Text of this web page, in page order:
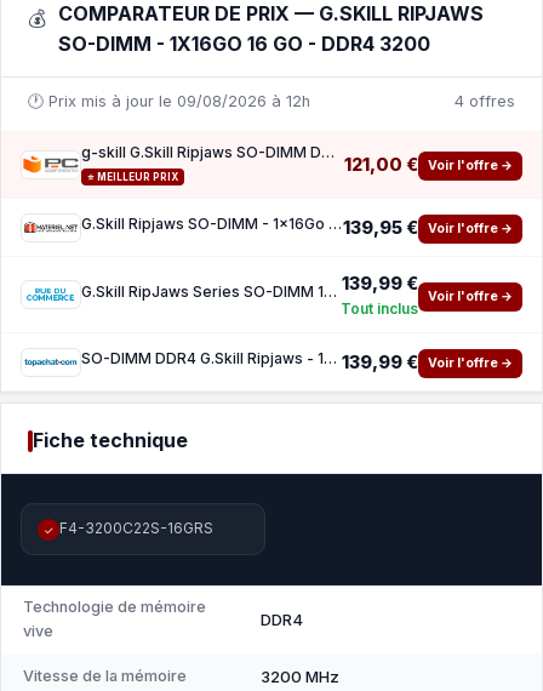
💰 COMPARATEUR DE PRIX — G.SKILL RIPJAWS
SO-DIMM - 1X16GO 16 GO - DDR4 3200
🕐 Prix mis à jour le 09/08/2026 à 12h 4 offres
g-skill G.Skill Ripjaws SO-DIMM DDR4 3200 MHz 16 Go CL22
⭐ MEILLEUR PRIX
121,00 € Voir l'offre →
G.Skill Ripjaws SO-DIMM - 1x16Go 16 Go - DDR4 3200 MHz - CL22139,95 € Voir l'offre →
G.Skill RipJaws Series SO-DIMM 16 Go DDR4 3200 MHz CL22 139,99 €
Tout inclus
Voir l'offre →
SO-DIMM DDR4 G.Skill Ripjaws - 16 Go 3200 MHz - CAS 22 139,99 € Voir l'offre →
Fiche technique
✓ F4-3200C22S-16GRS
Technologie de mémoire
vive
DDR4
Vitesse de la mémoire 3200 MHz